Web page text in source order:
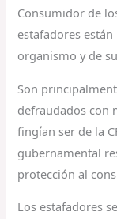
Consumidor de
estafadores
organismo y de
Son
defraudados con
fingían ser de la
gubernamental
protección al
Los estafadores